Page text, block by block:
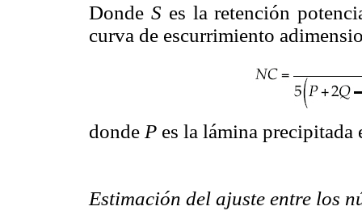
Donde S es la retención
curva de escurrimiento
donde P es la lámina
Estimación del ajuste entre los